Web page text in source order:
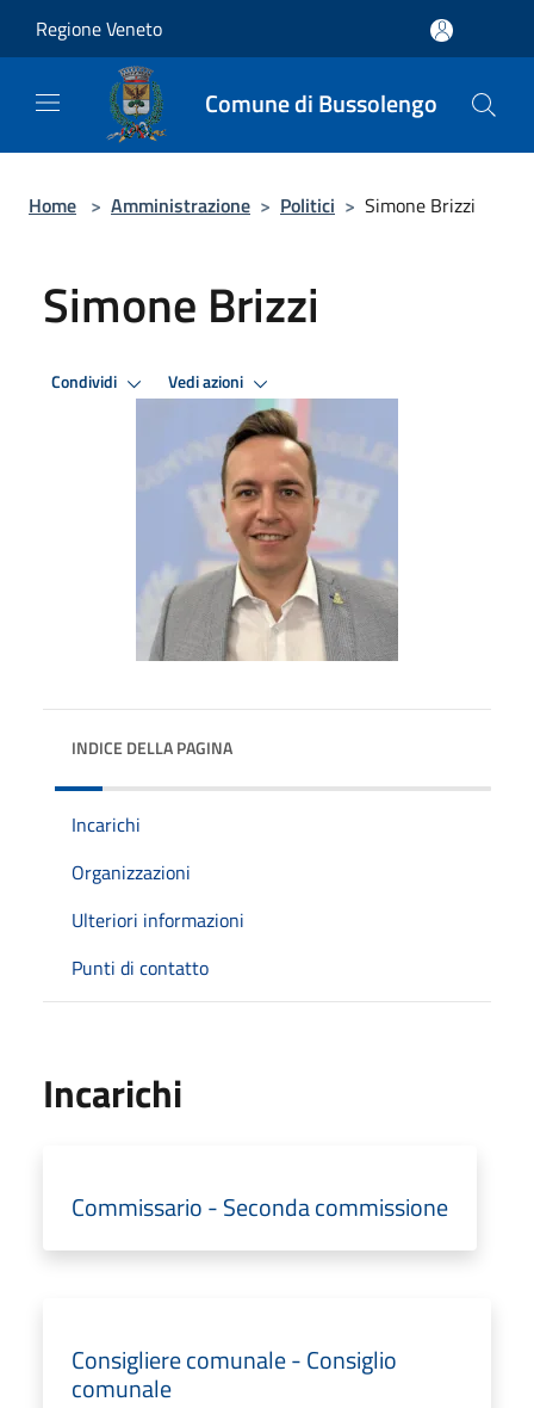
Regione Veneto
Comune di Bussolengo
Home > Amministrazione > Politici > Simone Brizzi
Simone Brizzi
Condividi Vedi azioni
INDICE DELLA PAGINA
Incarichi
Organizzazioni
Ulteriori informazioni
Punti di contatto
Incarichi
Commissario - Seconda commissione
Consigliere comunale - Consiglio
comunale